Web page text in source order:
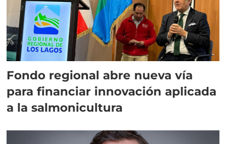
Fondo regional abre nueva vía
para financiar innovación aplicada
a la salmonicultura